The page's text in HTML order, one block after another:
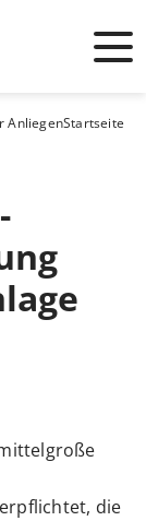
Startseite
Anliegen
die